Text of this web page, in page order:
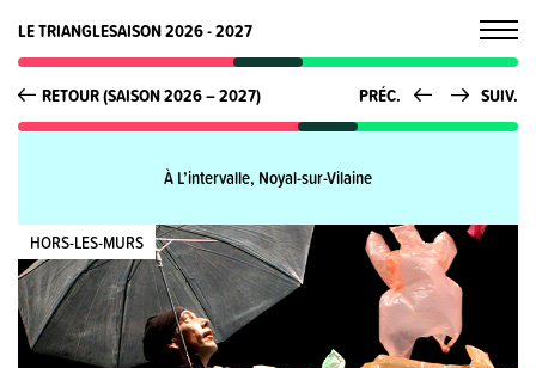
LE TRIANGLESAISON 2026 - 2027
RETOUR (SAISON 2026 – 2027) PRÉC. SUIV.
À L’intervalle, Noyal-sur-Vilaine
HORS-LES-MURS